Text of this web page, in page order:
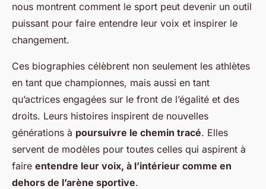
nous montrent comment le sport peut devenir un outil
puissant pour faire entendre leur voix et inspirer le
changement.
Ces biographies célèbrent non seulement les athlètes
en tant que championnes, mais aussi en tant
qu’actrices engagées sur le front de l’égalité et des
droits. Leurs histoires inspirent de nouvelles
générations à poursuivre le chemin tracé. Elles
servent de modèles pour toutes celles qui aspirent à
faire entendre leur voix, à l’intérieur comme en
dehors de l’arène sportive.